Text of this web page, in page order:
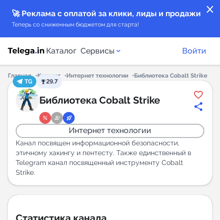
close
🚀 Реклама с оплатой за клики, лиды и продажи
Теперь со сниженным бюджетом для старта!
Каталог Сервисы
Каталог каналов
Каталог ботов
Горящие предложения
Индекс читаемости каналов в Telegram
New
Войти
Главная Каталог Интернет технологии
Библиотека Cobalt Strike
TG
29.7
Библиотека Cobalt Strike
Интернет технологии
Канал посвящен информационной безопасности,
этичному хакингу и пентесту. Также единственный в
Telegram канал посвященный инструменту Cobalt
Strike.